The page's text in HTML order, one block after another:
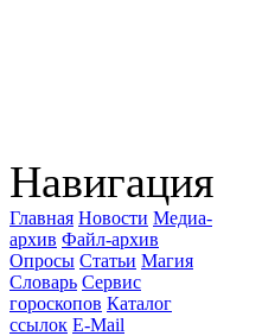
Навигация
Главная Новости Медиа-
архив Файл-архив
Опросы Статьи Магия
Словарь Сервис
гороскопов Каталог
ссылок E-Mail